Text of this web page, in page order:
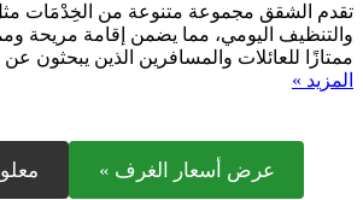
تقدم الشقق مجموعة متنوعة من الخِدْمَات
والتنظيف اليومي، مما يضمن إقامة مريحة
ممتازًا للعائلات والمسافرين الذين يبحثون
المزيد »
عرض أسعار الغرف »